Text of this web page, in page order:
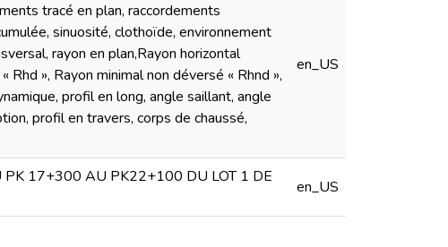
tracé en plan, raccordements
sinuosité, clothoïde, environnement
rayon en plan,Rayon horizontal
Rhd », Rayon minimal non déversé « Rhnd »,
profil en long, angle saillant, angle
profil en travers, corps de chaussé,
en_US
PK 17+300 AU PK22+100 DU LOT 1 DE
en_US